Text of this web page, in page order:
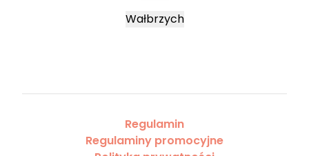
Wałbrzych
Regulamin
Regulaminy promocyjne